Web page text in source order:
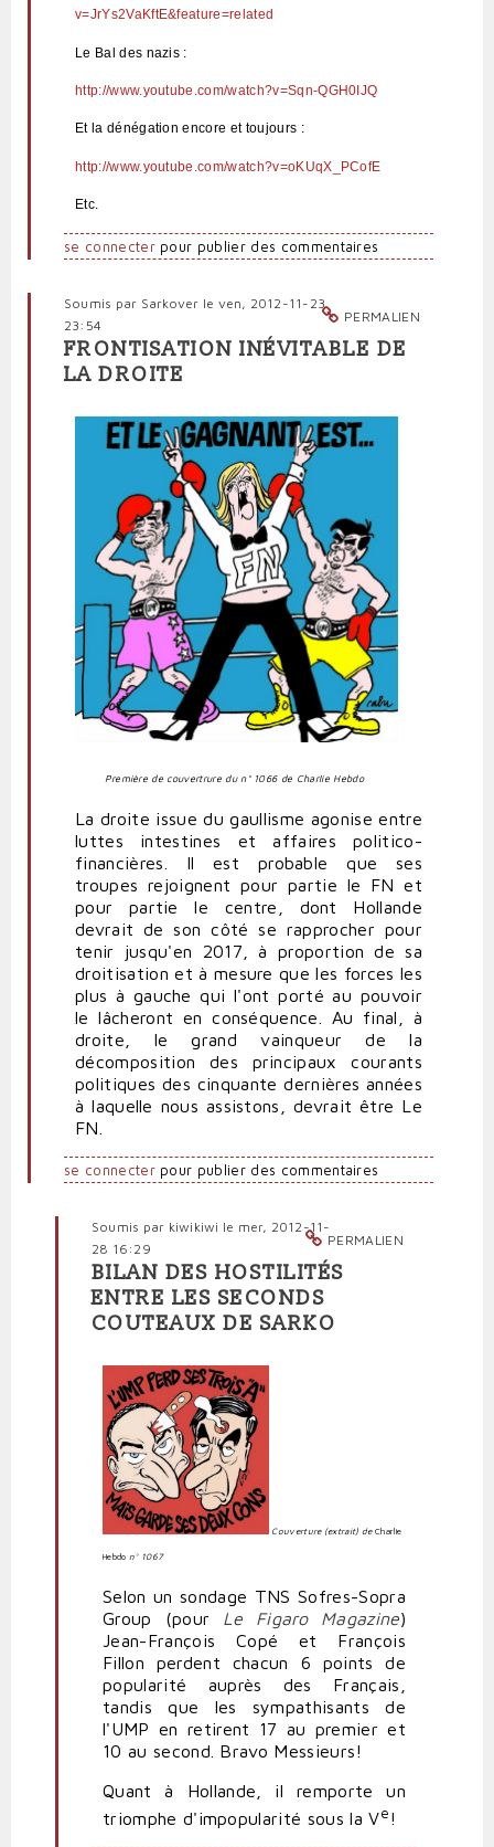
v=JrYs2VaKftE&feature=related
Le Bal des nazis :
http://www.youtube.com/watch?v=Sqn-QGH0IJQ
Et la dénégation encore et toujours :
http://www.youtube.com/watch?v=oKUqX_PCofE
Etc.
se connecterpour publier des commentaires
PERMALIEN
Soumis par Sarkover le ven, 2012-11-23
23:54
FRONTISATION INÉVITABLE DE
LA DROITE
Première de couvertrure du n° 1066 de Charlie Hebdo
La droite issue du gaullisme agonise entre
luttes intestines et affaires politico-
financières. Il est probable que ses
troupes rejoignent pour partie le FN et
pour partie le centre, dont Hollande
devrait de son côté se rapprocher pour
tenir jusqu'en 2017, à proportion de sa
droitisation et à mesure que les forces les
plus à gauche qui l'ont porté au pouvoir
le lâcheront en conséquence. Au final, à
droite, le grand vainqueur de la
décomposition des principaux courants
politiques des cinquante dernières années
à laquelle nous assistons, devrait être Le
FN.
se connecterpour publier des commentaires
PERMALIEN
Soumis par kiwikiwi le mer, 2012-11-
28 16:29
En
réponse
à
inévitable
de
droite
par
Sarkover
BILAN DES HOSTILITÉS
ENTRE LES SECONDS
COUTEAUX DE SARKO
Couverture (extrait) deCharlie
Hebdo n° 1067
Selon un sondage TNS Sofres-Sopra
Group (pour Le Figaro Magazine)
Jean-François Copé et François
Fillon perdent chacun 6 points de
popularité auprès des Français,
tandis que les sympathisants de
l'UMP en retirent 17 au premier et
10 au second. Bravo Messieurs!
Quant à Hollande, il remporte un
triomphe d'impopularité sous la Ve!